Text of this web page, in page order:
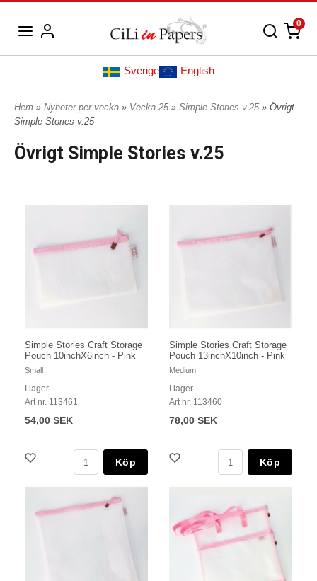
0
Sverige English
Hem » Nyheter per vecka » Vecka 25 » Simple Stories v.25 » Övrigt
Simple Stories v.25
Övrigt Simple Stories v.25
Simple Stories Craft Storage
Pouch 10inchX6inch - Pink
Small
I lager
Art nr. 113461
54,00 SEK
Köp
Simple Stories Craft Storage
Pouch 13inchX10inch - Pink
Medium
I lager
Art nr. 113460
78,00 SEK
Köp